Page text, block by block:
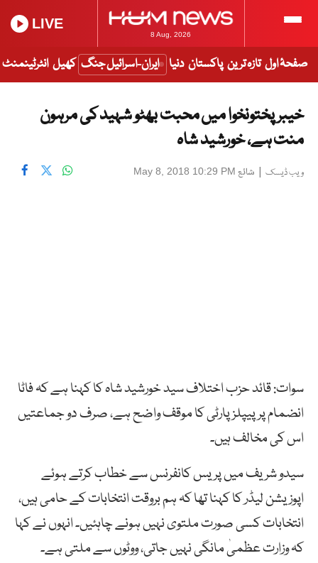
8 Aug, 2026
LIVE
صفحۂ اول تازہ ترین پاکستان دنیا ایران-اسرائیل جنگ کھیل انٹرٹینمنٹ
خیبر پختونخوا میں محبت بھٹو شہید کی مرہون
منت ہے، خورشید شاہ
ویب ڈیسک | شائع May 8, 2018 10:29 PM
سوات: قائد حزب اختلاف سید خورشید شاہ کا کہنا ہے کہ فاٹا
انضمام پر پیپلزپارٹی کا موقف واضح ہے، صرف دو جماعتیں
اس کی مخالف ہیں۔
سیدو شریف میں پریس کانفرنس سے خطاب کرتے ہوئے
اپوزیشن لیڈر کا کہنا تھا کہ ہم بروقت انتخابات کے حامی ہیں،
انتخابات کسی صورت ملتوی نہیں ہونے چاہئیں۔ انہوں نے کہا
کہ وزارت عظمیٰ مانگی نہیں جاتی، ووٹوں سے ملتی ہے۔